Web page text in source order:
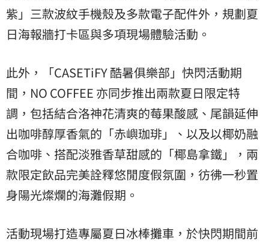
紫」三款波紋手機殼及多款電子配件外，規劃夏
日海報牆打卡區與多項現場體驗活動。
此外，「CASETiFY 酷暑俱樂部」快閃活動期
間，NO COFFEE 亦同步推出兩款夏日限定特
調，包括結合洛神花清爽的莓果酸感、尾韻延伸
出咖啡醇厚香氣的「赤嶼珈琲」、以及以椰奶融
合咖啡、搭配淡雅香草甜感的「椰島拿鐵」，兩
款限定飲品完美詮釋悠閒度假氛圍，彷彿一秒置
身陽光燦爛的海灘假期。
活動現場打造專屬夏日冰棒攤車，於快閃期間前